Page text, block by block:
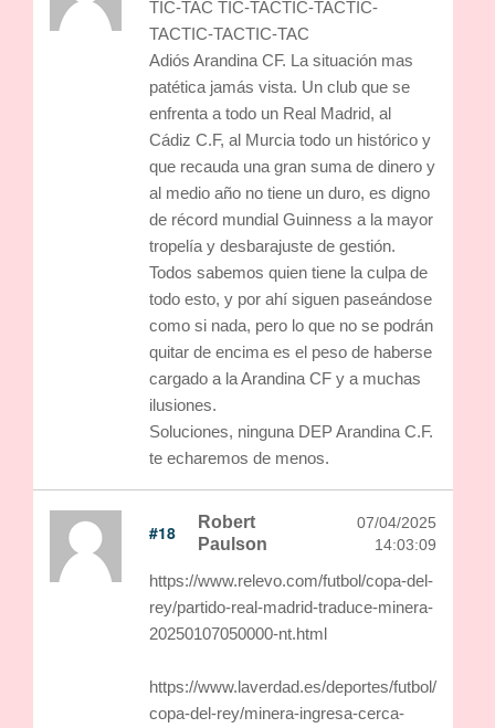
TIC-TAC TIC-TACTIC-TACTIC-
TACTIC-TACTIC-TAC
Adiós Arandina CF. La situación mas
patética jamás vista. Un club que se
enfrenta a todo un Real Madrid, al
Cádiz C.F, al Murcia todo un histórico y
que recauda una gran suma de dinero y
al medio año no tiene un duro, es digno
de récord mundial Guinness a la mayor
tropelía y desbarajuste de gestión.
Todos sabemos quien tiene la culpa de
todo esto, y por ahí siguen paseándose
como si nada, pero lo que no se podrán
quitar de encima es el peso de haberse
cargado a la Arandina CF y a muchas
ilusiones.
Soluciones, ninguna DEP Arandina C.F.
te echaremos de menos.
#18
Robert
Paulson
07/04/2025
14:03:09
https://www.relevo.com/futbol/copa-del-
rey/partido-real-madrid-traduce-minera-
20250107050000-nt.html
https://www.laverdad.es/deportes/futbol/
copa-del-rey/minera-ingresa-cerca-